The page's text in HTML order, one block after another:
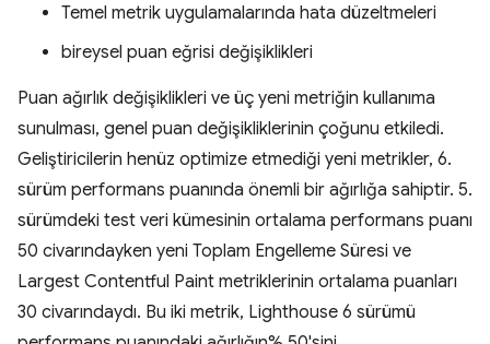
Temel metrik uygulamalarında hata düzeltmeleri
bireysel puan eğrisi değişiklikleri
Puan ağırlık değişiklikleri ve üç yeni metriğin kullanıma
sunulması, genel puan değişikliklerinin çoğunu etkiledi.
Geliştiricilerin henüz optimize etmediği yeni metrikler, 6.
sürüm performans puanında önemli bir ağırlığa sahiptir. 5.
sürümdeki test veri kümesinin ortalama performans puanı
50 civarındayken yeni Toplam Engelleme Süresi ve
Largest Contentful Paint metriklerinin ortalama puanları
30 civarındaydı. Bu iki metrik, Lighthouse 6 sürümü